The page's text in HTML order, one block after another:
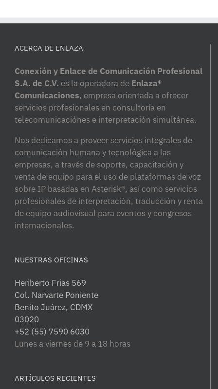
ACERCA DE ENLAZA
Conexión y Enlace de Comunicación Profesional
S.A. de C.V. es la operadora de Enlaza®
Comunicaciones, empresa orientada a ofrecer
servicios profesionales en consultoría en
telecomunicaciónes e interpretación simultánea.
Nos dedicamos a proveer servicios integrales de
comunicación humana y tecnológica a las
empresas, a través de soporte, capacitación y
venta de equipo para el uso de plataformas de voz
sobre IP basadas en Asterisk®, así como servicios
profesionales de interpretación, traducción y renta
de equipo audiovisual para eventos y congresos
internacionales.
NUESTRAS OFICINAS
Heriberto Frias 569
Col. Narvarte Poniente
Benito Juárez, CDMX
03020
+52 (55) 7590 6030
Lunes a viernes de 9 a 18 horas
ARTÍCULOS RECIENTES